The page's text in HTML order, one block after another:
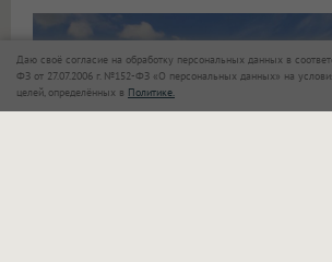
Даю своё согласие на обработку персональных данных в
ФЗ от 27.07.2006 г. №152-ФЗ «О персональных данных» на
целей, определённых в Политике.